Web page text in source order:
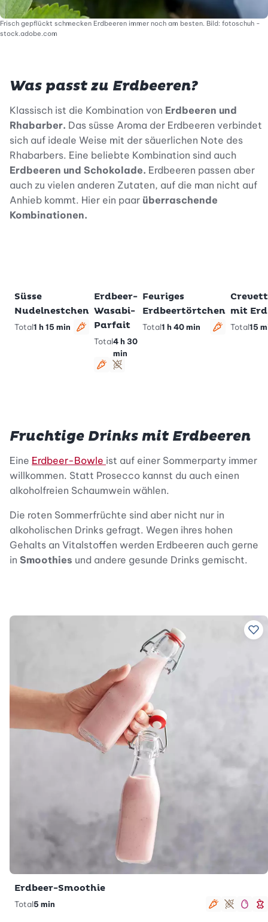
Frisch gepflückt schmecken Erdbeeren immer noch am besten. Bild: fotoschuh -
stock.adobe.com
Was passt zu Erdbeeren?
Klassisch ist die Kombination von Erdbeeren und
Rhabarber. Das süsse Aroma der Erdbeeren verbindet
sich auf ideale Weise mit der säuerlichen Note des
Rhabarbers. Eine beliebte Kombination sind auch
Erdbeeren und Schokolade. Erdbeeren passen aber
auch zu vielen anderen Zutaten, auf die man nicht auf
Anhieb kommt. Hier ein paar überraschende
Kombinationen.
Zu Lieblingsrezepten hinzufügen
Süsse
Nudelnestchen
Total1 h 15 min
vegetarisch
Zu Lieblingsrezepten hinzufügen
Erdbeer-
Wasabi-
Parfait
Total4 h 30
min
vegetarisch
glutenfrei
Zu
Feuriges
Erdbeertörtchen
Total1 h 40 min
mit
Total15
Fruchtige Drinks mit Erdbeeren
Eine Erdbeer-Bowle ist auf einer Sommerparty immer
willkommen. Statt Prosecco kannst du auch einen
alkoholfreien Schaumwein wählen.
Die roten Sommerfrüchte sind aber nicht nur in
alkoholischen Drinks gefragt. Wegen ihres hohen
Gehalts an Vitalstoffen werden Erdbeeren auch gerne
in Smoothies und andere gesunde Drinks gemischt.
Zu
Erdbeer-Smoothie
Total5 min
low